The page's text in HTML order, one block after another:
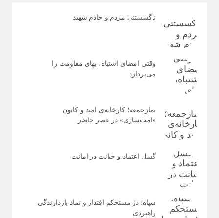
ناگسستنی مردم و خادمِ شهید
وقتی امضای اشتباه، بهای مقاومت را
می‌پردازد
نمازجمعه؛ کارخانه‌ی امید و کانون
«امت‌سازی» در عصر حاضر
گسل اعتماد و خیانت در امانت
سپاه؛ دژ مستحکم اقتدار و نماد بازدارندگی
راهبردی